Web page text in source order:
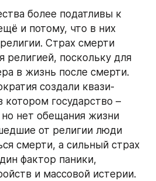
более податливы к
и потому, что в них
Страх смерти
религией, поскольку для
в жизнь после смерти.
создали квази-
государство –
но нет обещания жизни
от религии люди
смерти, а сильный страх
фактор паники,
и массовой истерии.